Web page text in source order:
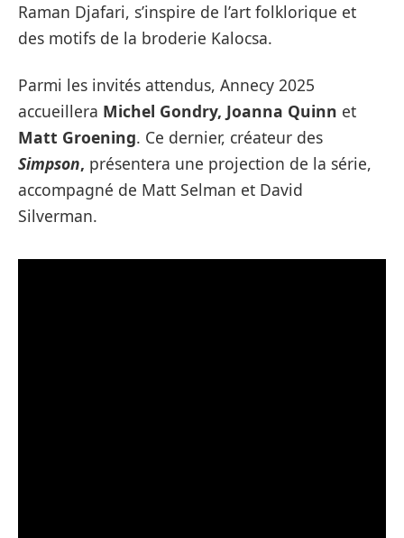
Raman Djafari, s’inspire de l’art folklorique et
des motifs de la broderie Kalocsa.
Parmi les invités attendus, Annecy 2025
accueillera Michel Gondry, Joanna Quinn et
Matt Groening. Ce dernier, créateur des
Simpson, présentera une projection de la série,
accompagné de Matt Selman et David
Silverman.